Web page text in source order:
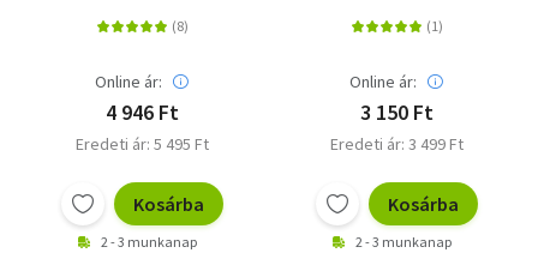
Online ár:
4 946 Ft
Eredeti ár: 5 495 Ft
Kosárba
2 - 3 munkanap
Online ár:
3 150 Ft
Eredeti ár: 3 499 Ft
Kosárba
2 - 3 munkanap